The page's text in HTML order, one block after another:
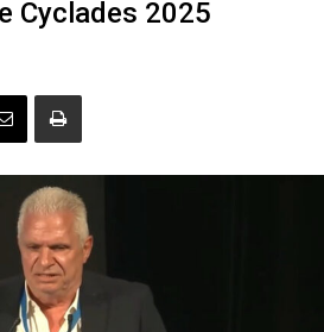
Cyclades 2025